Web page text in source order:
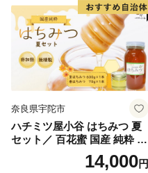
奈良県宇陀市
ハチミツ屋小谷 はちみつ 夏
セット／ 百花蜜 国産 純粋 蜂
蜜 ハチミツ ハニー 非加熱 無
精製 贈答用 贈り物 奈良県 宇
14,000円